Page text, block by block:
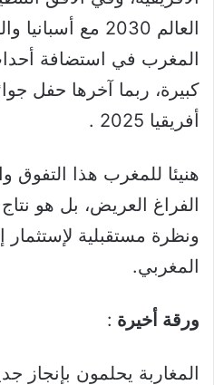
العالم 2030 مع
المغرب في استضافة
كبيرة، ربما آخرها حفل
أفريقيا 2025 .
هنيئا للمغرب هذا التفوق
الفراغ العريض، بل هو
ونظرة مستقبلية لإستثمار
المغربي.
ورقة أخيرة :
المغاربة يحلمون بإنجاز